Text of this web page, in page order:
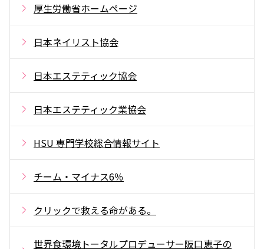
厚生労働省ホームページ
日本ネイリスト協会
日本エステティック協会
日本エステティック業協会
HSU 専門学校総合情報サイト
チーム・マイナス6％
クリックで救える命がある。
世界食環境トータルプロデューサー阪口恵子の